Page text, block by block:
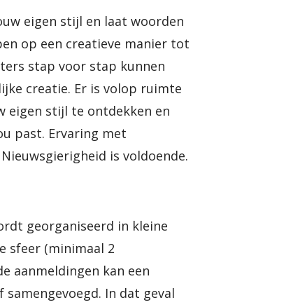
eigen stijl en laat woorden
op een creatieve manier tot
stap voor stap kunnen
creatie. Er is volop ruimte
eigen stijl te ontdekken en
past. Ervaring met
is voldoende.
georganiseerd in kleine
sfeer (minimaal 2
aanmeldingen kan een
In dat geval